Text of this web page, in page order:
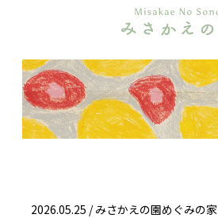
2026.05.25 /みさかえの園めぐみの家